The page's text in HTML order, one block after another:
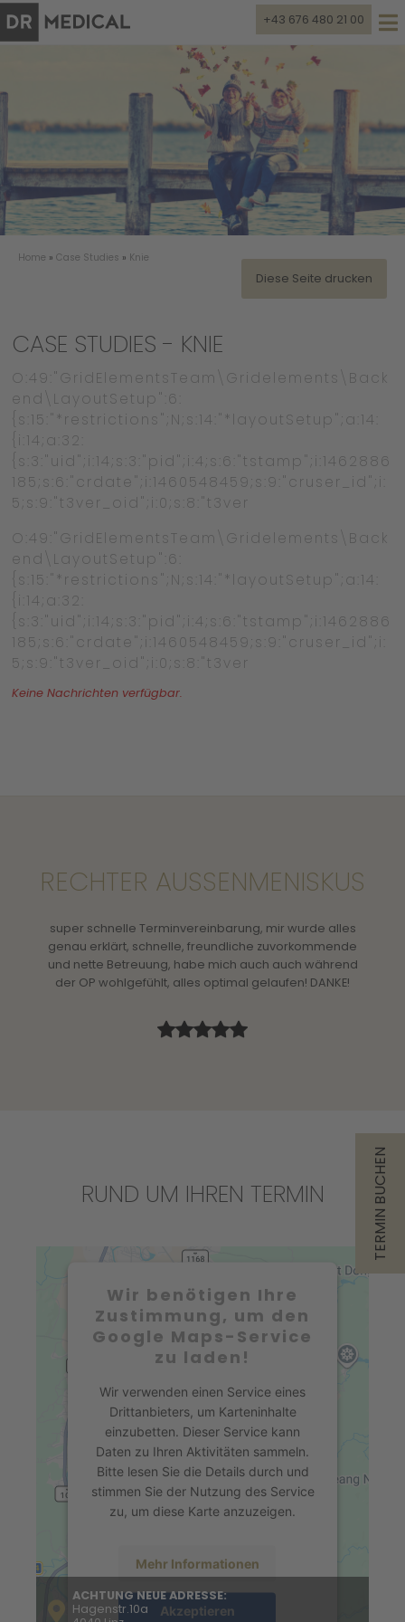
TERMIN BUCHEN
+43 676 480 21 00
Diese Seite drucken
Home » Case Studies » Knie
CASE STUDIES - KNIE
O:49:"GridElementsTeam\Gridelements\Back
end\LayoutSetup":6:
{s:15:"*restrictions";N;s:14:"*layoutSetup";a:14:
{i:14;a:32:
{s:3:"uid";i:14;s:3:"pid";i:4;s:6:"tstamp";i:1462886
185;s:6:"crdate";i:1460548459;s:9:"cruser_id";i:
5;s:9:"t3ver_oid";i:0;s:8:"t3ver
O:49:"GridElementsTeam\Gridelements\Back
end\LayoutSetup":6:
{s:15:"*restrictions";N;s:14:"*layoutSetup";a:14:
{i:14;a:32:
{s:3:"uid";i:14;s:3:"pid";i:4;s:6:"tstamp";i:1462886
185;s:6:"crdate";i:1460548459;s:9:"cruser_id";i:
5;s:9:"t3ver_oid";i:0;s:8:"t3ver
Keine Nachrichten verfügbar.
RECHTER AUSSENMENISKUS
super schnelle Terminvereinbarung, mir wurde alles
genau erklärt, schnelle, freundliche zuvorkommende
und nette Betreuung, habe mich auch auch während
der OP wohlgefühlt, alles optimal gelaufen! DANKE!
RUND UM IHREN TERMIN
Wir benötigen Ihre
Zustimmung, um den
Google Maps-Service
zu laden!
Wir verwenden einen Service eines
Drittanbieters, um Karteninhalte
einzubetten. Dieser Service kann
Daten zu Ihren Aktivitäten sammeln.
Bitte lesen Sie die Details durch und
stimmen Sie der Nutzung des Service
zu, um diese Karte anzuzeigen.
Mehr Informationen
Akzeptieren
ACHTUNG NEUE ADRESSE:
Hagenstr.10a